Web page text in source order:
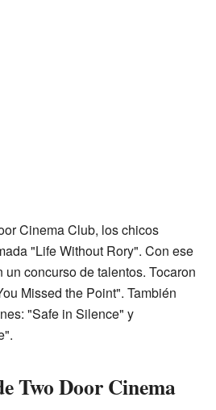
Cinema Club, los chicos
"Life Without Rory". Con ese
un concurso de talentos. Tocaron
Missed the Point". También
"Safe in Silence" y
Two Door Cinema